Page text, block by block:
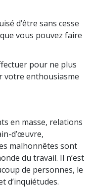
d’être sans cesse
vous pouvez faire
pour ne plus
votre enthousiasme
en masse, relations
d’œuvre,
malhonnêtes sont
du travail. Il n’est
de personnes, le
d’inquiétudes.